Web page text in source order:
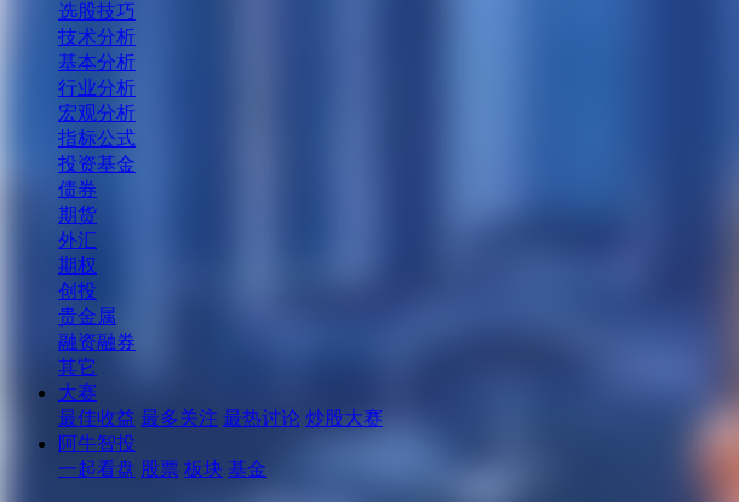
选股技巧
技术分析
基本分析
行业分析
宏观分析
指标公式
投资基金
债券
期货
外汇
期权
创投
贵金属
融资融券
其它
大赛
最佳收益 最多关注 最热讨论 炒股大赛
阿牛智投
一起看盘 股票 板块 基金